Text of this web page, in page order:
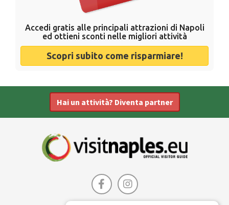
Accedi gratis alle principali attrazioni di Napoli
ed ottieni sconti nelle migliori attività
Scopri subito come risparmiare!
Hai un attività? Diventa partner